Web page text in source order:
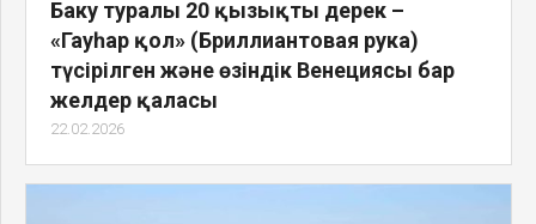
Баку туралы 20 қызықты дерек –
«Гауһар қол» (Бриллиантовая рука)
түсірілген және өзіндік Венециясы бар
желдер қаласы
22.02.2026